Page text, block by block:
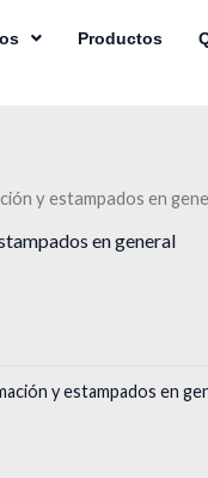
Productos
y estampados en
en general
y estampados en